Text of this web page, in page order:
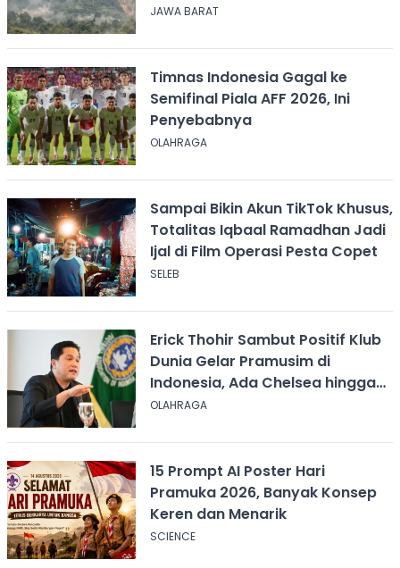
JAWA BARAT
Timnas Indonesia Gagal ke
Semifinal Piala AFF 2026, Ini
Penyebabnya
OLAHRAGA
Sampai Bikin Akun TikTok Khusus,
Totalitas Iqbaal Ramadhan Jadi
Ijal di Film Operasi Pesta Copet
SELEB
Erick Thohir Sambut Positif Klub
Dunia Gelar Pramusim di
Indonesia, Ada Chelsea hingga
AC Milan
OLAHRAGA
15 Prompt AI Poster Hari
Pramuka 2026, Banyak Konsep
Keren dan Menarik
SCIENCE